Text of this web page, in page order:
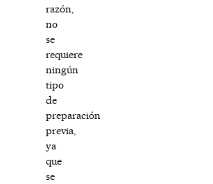
razón,
no
se
requiere
ningún
tipo
de
preparación
previa,
ya
que
se